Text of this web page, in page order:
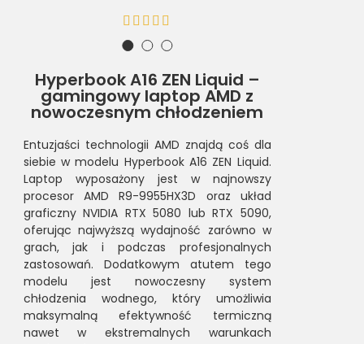
Hyperbook A16 ZEN Liquid –
gamingowy laptop AMD z
nowoczesnym chłodzeniem
Entuzjaści technologii AMD znajdą coś dla
siebie w modelu Hyperbook A16 ZEN Liquid.
Laptop wyposażony jest w najnowszy
procesor AMD R9-9955HX3D oraz układ
graficzny NVIDIA RTX 5080 lub RTX 5090,
oferując najwyższą wydajność zarówno w
grach, jak i podczas profesjonalnych
zastosowań. Dodatkowym atutem tego
modelu jest nowoczesny system
chłodzenia wodnego, który umożliwia
maksymalną efektywność termiczną
nawet w ekstremalnych warunkach